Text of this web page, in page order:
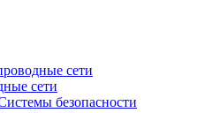
сети
сети
безопасности